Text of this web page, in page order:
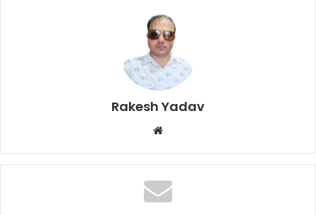
Rakesh Yadav
b
s
i